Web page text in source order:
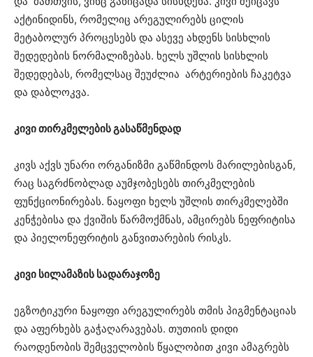
აქტინიდინს, რომელიც არეგულირებს ცილის
მეტაბოლურ პროცესებს და ასევე ახდენს სისხლის
შედედების ნორმალიზებას. ხელს უშლის სისხლის
შედედებას, რომელსაც შეუძლია არტერიების ჩაკეტვა
და დაბლოკვა.
კივი თირკმელების გასაწმენდად
კივს აქვს უნარი ორგანიზმი გაწმინდოს მარილებისგან,
რაც საგრძნობლად აუმჯობესებს თირკმელების
ფუნქციონირებას. ნაყოფი ხელს უშლის თირკმელებში
კენჭებისა და ქვიშის წარმოქმნას, ამცირებს ნეფრიტისა
და პიელონეფრიტის განვითარების რისკს.
კივი სილამაზის სადარაჯოზე
ეგზოტიკური ნაყოფი არეგულირებს თმის პიგმენტაციას
და აფერხებს გაჭაღარავებას. თუთიის დიდი
რაოდენობის შემცველობის წყალობით კივი ამაგრებს